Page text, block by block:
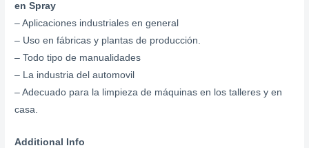
en Spray
– Aplicaciones industriales en general
– Uso en fábricas y plantas de producción.
– Todo tipo de manualidades
– La industria del automovil
– Adecuado para la limpieza de máquinas en los talleres y en
casa.
Additional Info